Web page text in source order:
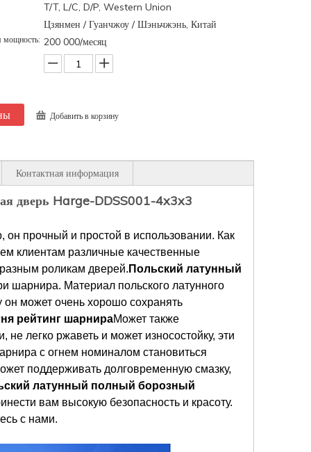
T/T, L/C, D/P, Western Union
Цзянмен / Гуанчжоу / Шэньчжэнь, Китай
мощность: 200 000/месяц
Добавить в корзину
Контактная информация
дверь Harge-DDSS001-4x3x3
прочный и простой в использовании. Как
клиентам различные качественные
роликам дверей. Польский латунный
шарнира. Материал польского латунного
может очень хорошо сохранять
рейтинг шарнираМожет также
легко ржаветь и может износостойку, эти
с огнем номиналом становиться
поддерживать долговременную смазку,
латунный полный борозный
вам высокую безопасность и красоту.
с нами.